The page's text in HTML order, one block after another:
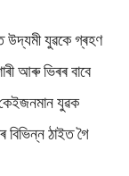
উদ্যমী যুৱকে গ্ৰহণ
আৰু ভিৰৰ বাবে
যুৱক
ঠাইত গৈ